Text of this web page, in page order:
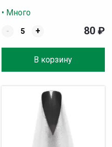
• Много
-
+
В корзину
80 ₽